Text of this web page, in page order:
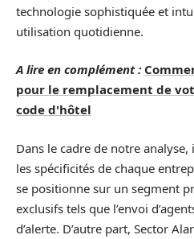
technologie sophistiquée et
utilisation quotidienne.
A lire en complément :
pour le remplacement de
code d'hôtel
Dans le cadre de notre
les spécificités de chaque
se positionne sur un segment
exclusifs tels que l’envoi
d’alerte. D’autre part, Sector